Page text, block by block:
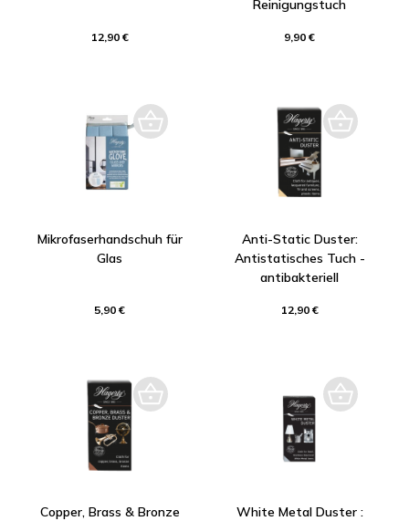
12,90 €
Reinigungstuch
9,90 €
Mikrofaserhandschuh für
Glas
5,90 €
Anti-Static Duster:
Antistatisches Tuch -
antibakteriell
12,90 €
Copper, Brass & Bronze
White Metal Duster :